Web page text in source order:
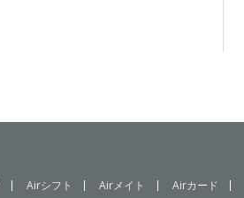
Airシフト Airメイト Airカード